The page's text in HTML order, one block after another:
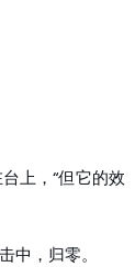
上，“但它的效
中，归零。